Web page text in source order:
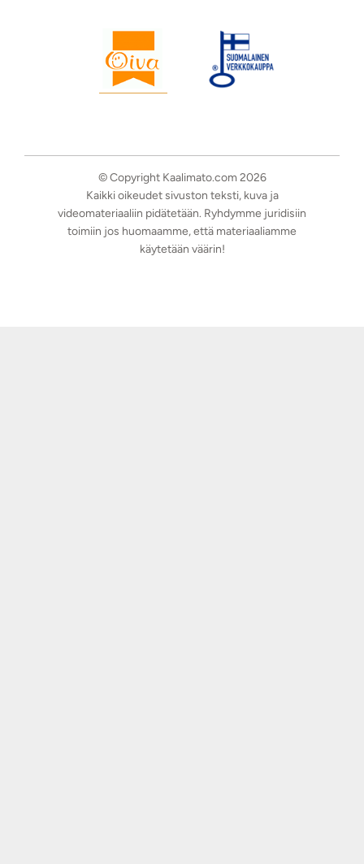
© Copyright Kaalimato.com 2026
Kaikki oikeudet sivuston teksti, kuva ja
videomateriaaliin pidätetään. Ryhdymme juridisiin
toimiin jos huomaamme, että materiaaliamme
käytetään väärin!